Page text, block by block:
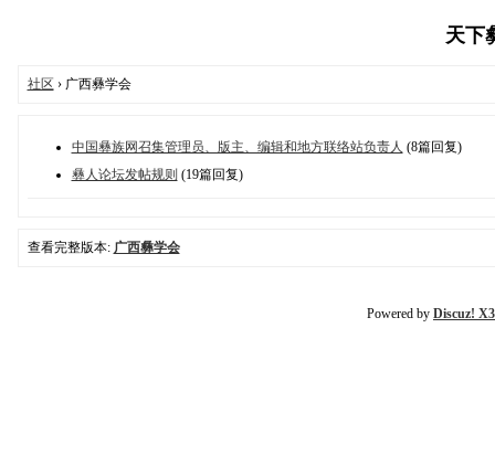
天下
社区 › 广西彝学会
中国彝族网召集管理员、版主、编辑和地方联络站负责人 (8篇回复)
彝人论坛发帖规则 (19篇回复)
查看完整版本: 广西彝学会
Powered by Discuz!